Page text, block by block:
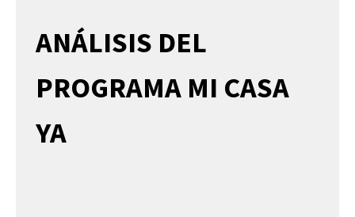
ANÁLISIS DEL
PROGRAMA MI CASA
YA